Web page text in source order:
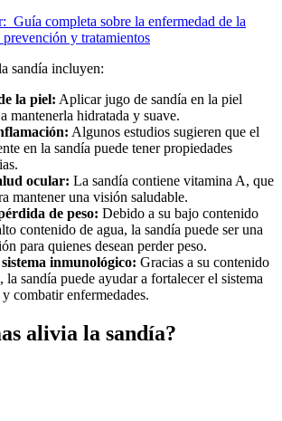
Guía completa sobre la enfermedad de la
y tratamientos
sandía incluyen:
la piel: Aplicar jugo de sandía en la piel
mantenerla hidratada y suave.
Algunos estudios sugieren que el
en la sandía puede tener propiedades
ocular: La sandía contiene vitamina A, que
mantener una visión saludable.
de peso: Debido a su bajo contenido
contenido de agua, la sandía puede ser una
para quienes desean perder peso.
inmunológico: Gracias a su contenido
la sandía puede ayudar a fortalecer el sistema
combatir enfermedades.
alivia la sandía?